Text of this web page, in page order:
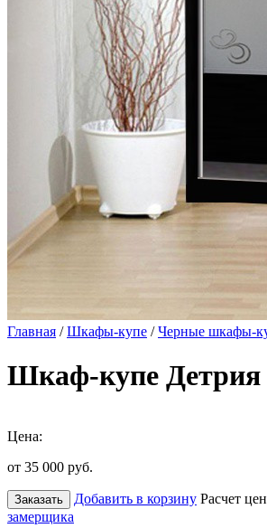
Главная /Шкафы-купе /Черные шкафы-
Шкаф-купе Детрия
Цена:
от 35 000 руб.
Заказать Добавить в корзину Расчет
замерщика